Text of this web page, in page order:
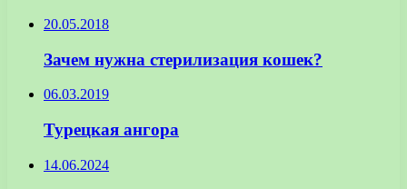
20.05.2018
Зачем нужна стерилизация кошек?
06.03.2019
Турецкая ангора
14.06.2024